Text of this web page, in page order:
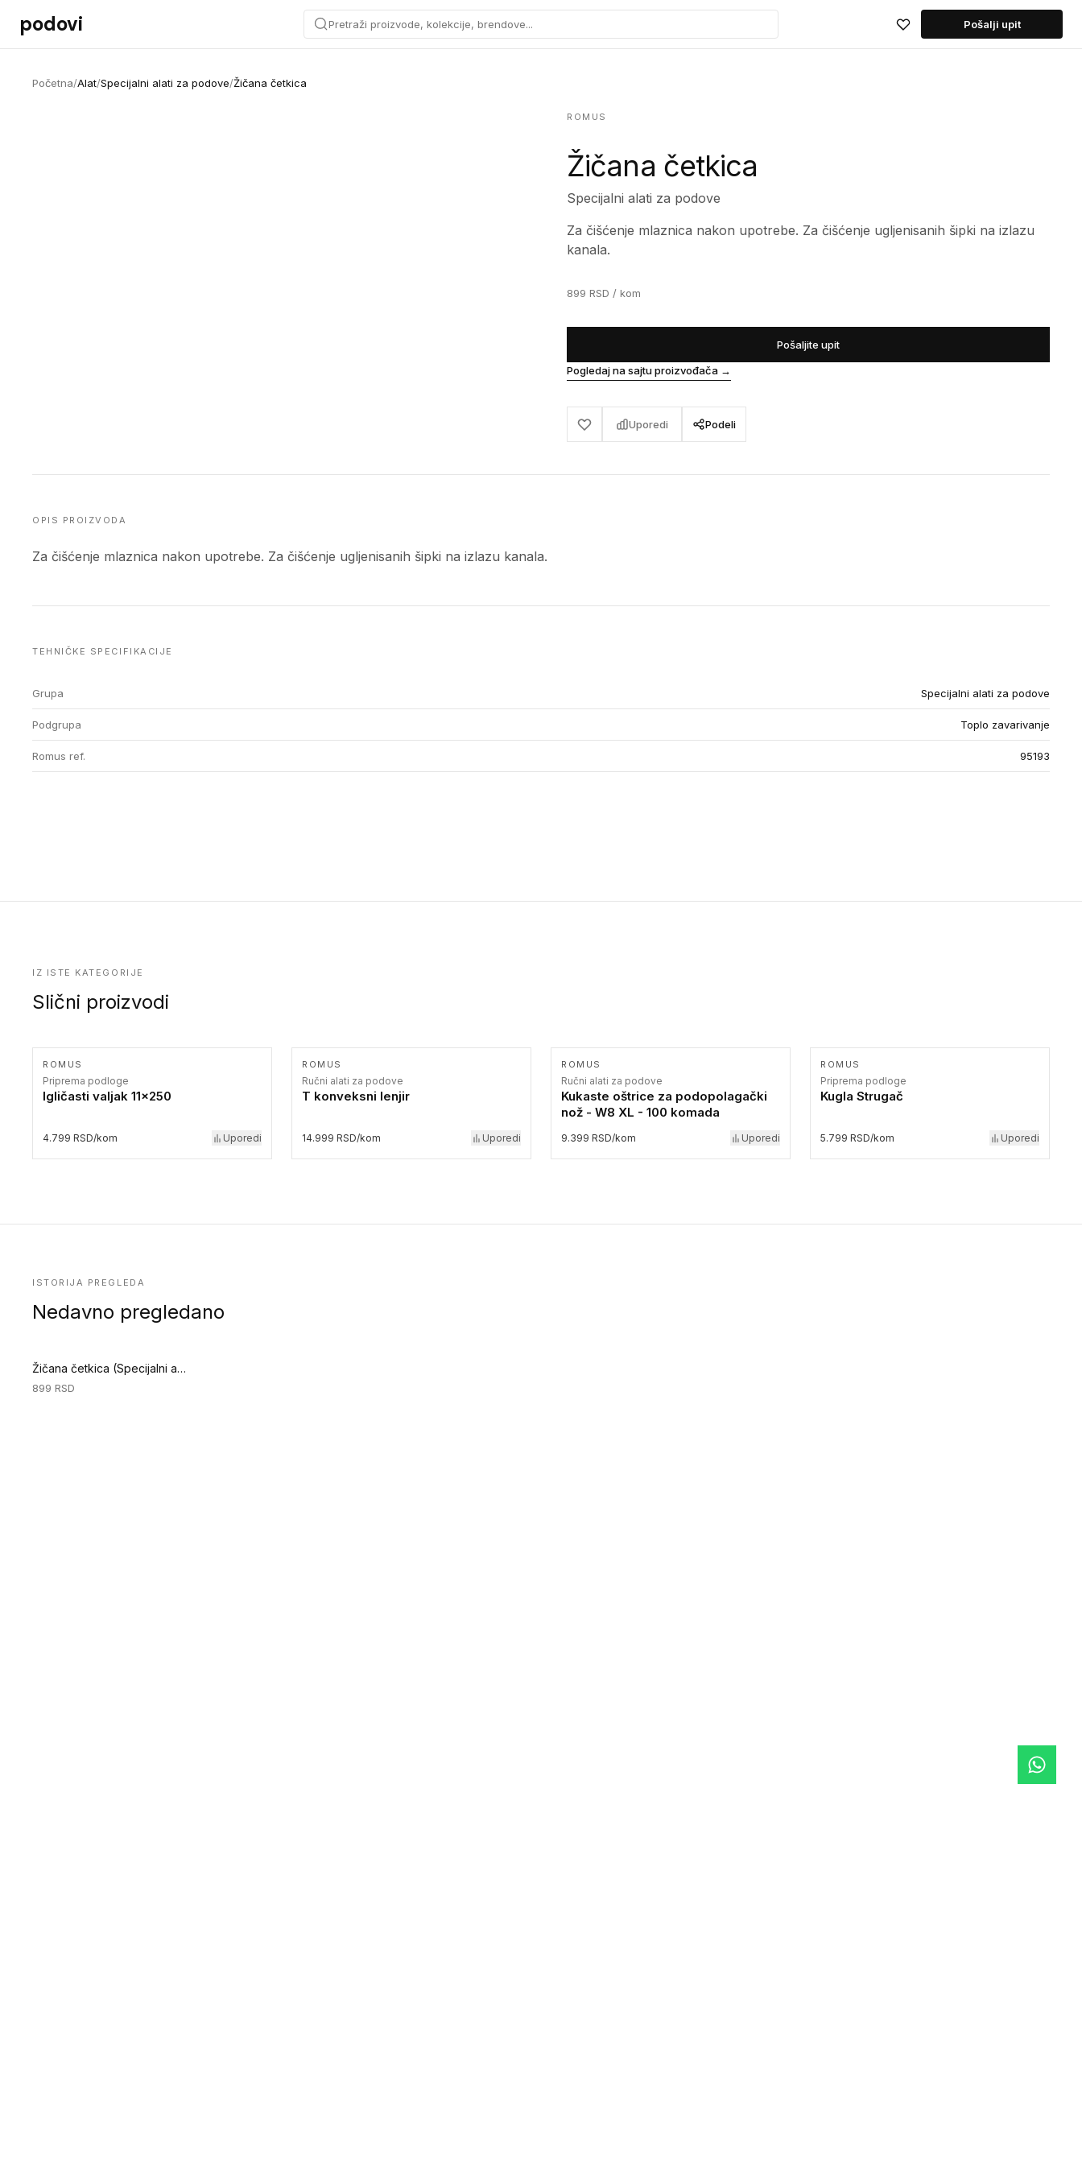
Preskoči na sadržaj
podovi Pretraži proizvode, kolekcije, brendove... Pošalji upit
Početna/Alat/Specijalni alati za podove/Žičana četkica
ROMUS
Žičana četkica
Specijalni alati za podove
Za čišćenje mlaznica nakon upotrebe. Za čišćenje ugljenisanih šipki na izlazu
kanala.
899 RSD / kom
Pošaljite upit
Pogledaj na sajtu proizvođača →
Uporedi Podeli
OPIS PROIZVODA
Za čišćenje mlaznica nakon upotrebe. Za čišćenje ugljenisanih šipki na izlazu kanala.
TEHNIČKE SPECIFIKACIJE
Grupa Specijalni alati za podove
Podgrupa Toplo zavarivanje
Romus ref. 95193
IZ ISTE KATEGORIJE
Slični proizvodi
ROMUS
Priprema podloge
Igličasti valjak 11x250
4.799 RSD/kom Uporedi
ROMUS
Ručni alati za podove
T konveksni lenjir
14.999 RSD/kom Uporedi
ROMUS
Ručni alati za podove
Kukaste oštrice za podopolagački
nož - W8 XL - 100 komada
9.399 RSD/kom Uporedi
ROMUS
Priprema podloge
Kugla Strugač
5.799 RSD/kom Uporedi
ISTORIJA PREGLEDA
Nedavno pregledano
Žičana četkica (Specijalni alati za podove)
899 RSD